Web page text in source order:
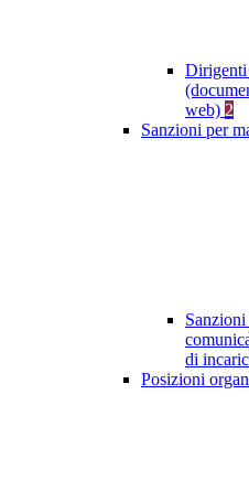
Dirigenti
web) 2
Sanzioni per
di
Posizioni